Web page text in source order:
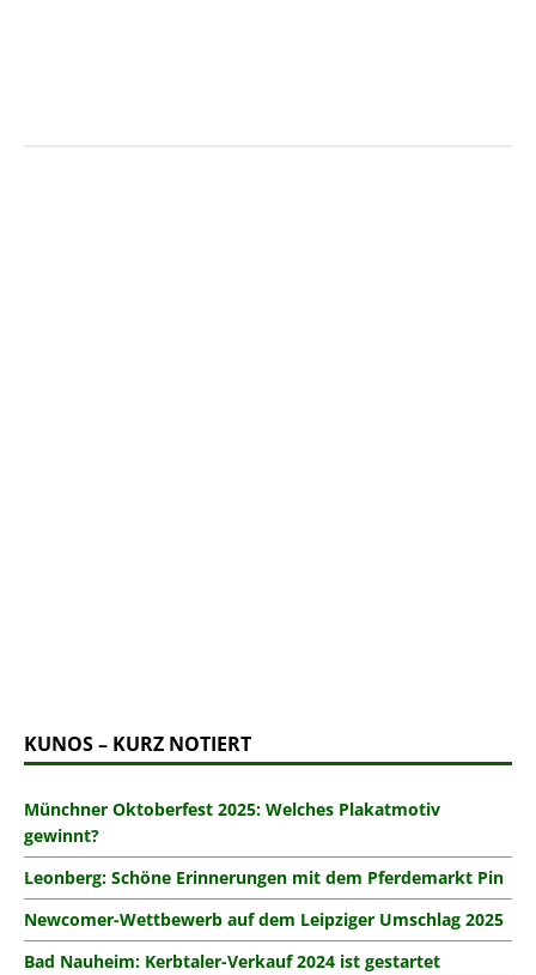
KUNOS – KURZ NOTIERT
Münchner Oktoberfest 2025: Welches Plakatmotiv
gewinnt?
Leonberg: Schöne Erinnerungen mit dem Pferdemarkt Pin
Newcomer-Wettbewerb auf dem Leipziger Umschlag 2025
Bad Nauheim: Kerbtaler-Verkauf 2024 ist gestartet